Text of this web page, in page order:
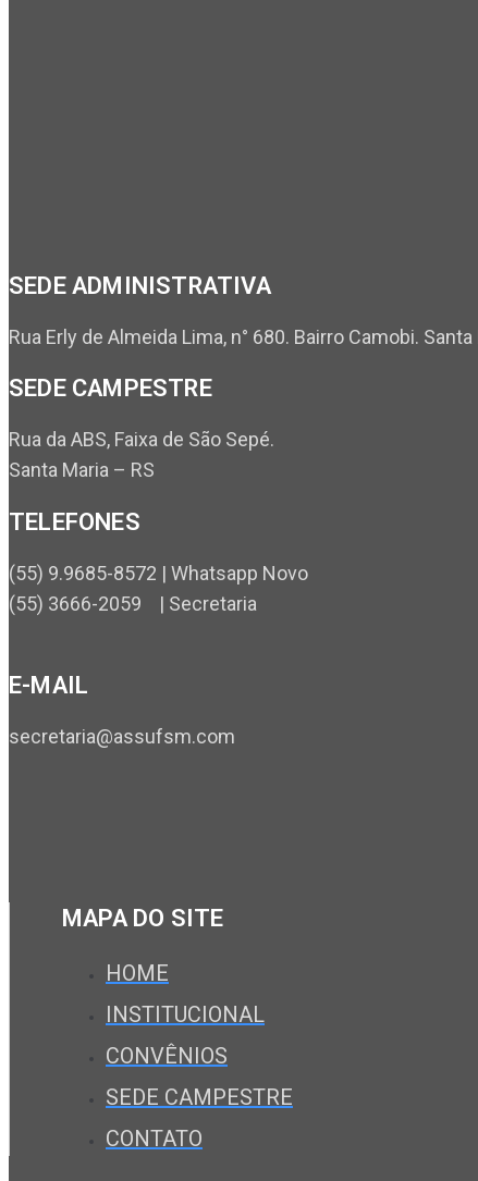
SEDE ADMINISTRATIVA
Rua Erly de Almeida Lima, n° 680. Bairro Camobi. Santa
SEDE CAMPESTRE
Rua da ABS, Faixa de São Sepé.
Santa Maria – RS
TELEFONES
(55) 9.9685-8572 | Whatsapp Novo
(55) 3666-2059 | Secretaria
E-MAIL
secretaria@assufsm.com
MAPA DO SITE
HOME
INSTITUCIONAL
CONVÊNIOS
SEDE CAMPESTRE
CONTATO